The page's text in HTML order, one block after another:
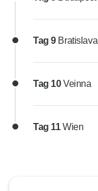
Tag 9 Bratislava
Tag 10Veinna
Tag 11Wien